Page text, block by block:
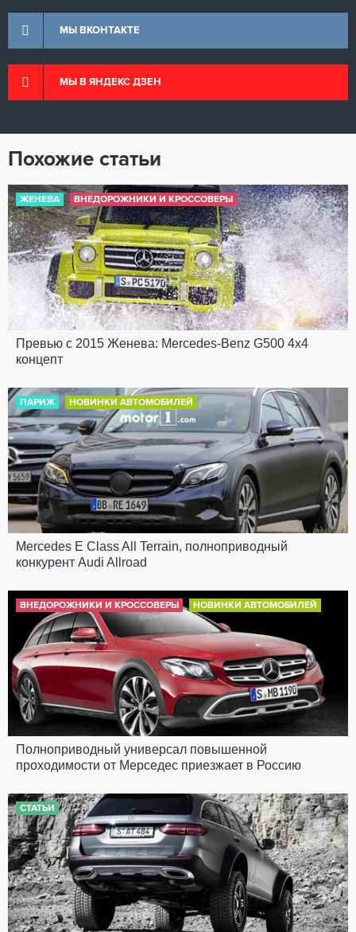
МЫ ВКОНТАКТЕ
МЫ В ЯНДЕКС ДЗЕН
Похожие статьи
ЖЕНЕВА ВНЕДОРОЖНИКИ И КРОССОВЕРЫ
Превью с 2015 Женева: Mercedes-Benz G500 4x4
концепт
ПАРИЖ НОВИНКИ АВТОМОБИЛЕЙ
Mercedes E Class All Terrain, полноприводный
конкурент Audi Allroad
ВНЕДОРОЖНИКИ И КРОССОВЕРЫ НОВИНКИ АВТОМОБИЛЕЙ
Полноприводный универсал повышенной
проходимости от Мерседес приезжает в Россию
СТАТЬИ